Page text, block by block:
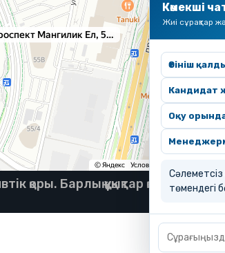
Барлық құқықтар қорғалған
Көмекші
Жиі сұрақтар
Өтініш
Кандидат
Оқу
төмендегі